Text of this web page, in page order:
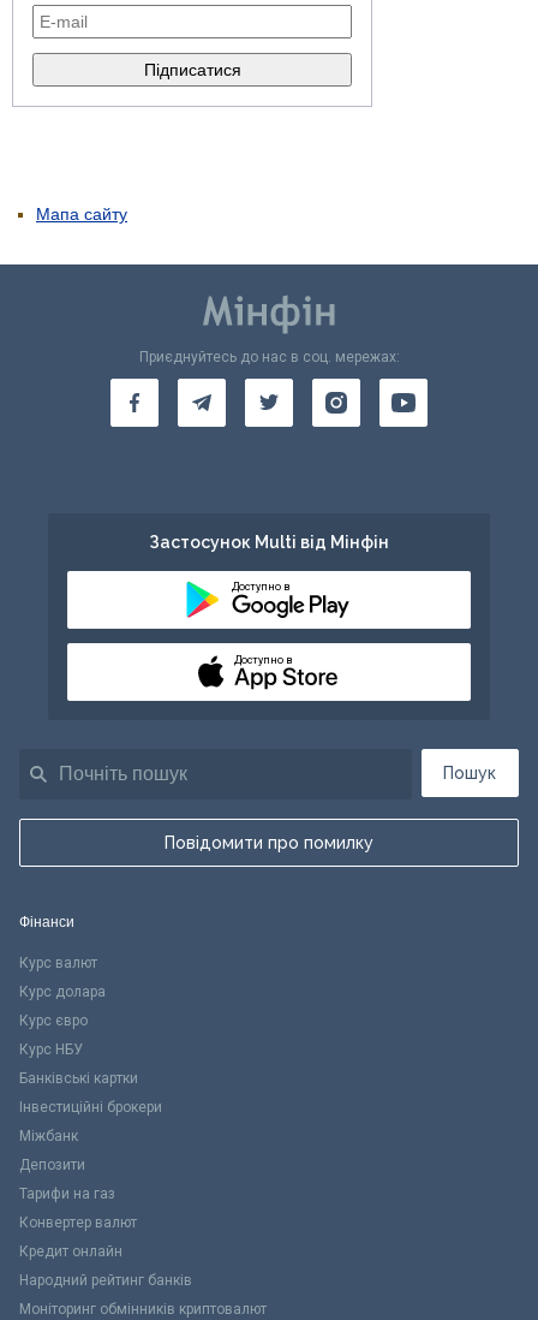
Мапа сайту
Пошук
Повідомити про помилку
Приєднуйтесь до нас в соц. мережах:
Застосунок Multi від Мінфін
Доступно в
Доступно в
Фінанси
Курс валют
Курс долара
Курс євро
Курс НБУ
Банківські картки
Інвестиційні брокери
Міжбанк
Депозити
Тарифи на газ
Конвертер валют
Кредит онлайн
Народний рейтинг банків
Моніторинг обмінників криптовалют